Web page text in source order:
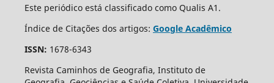
Este periódico está classificado como Qualis A1.
Índice de Citações dos artigos: Google Acadêmico
ISSN: 1678-6343
Revista Caminhos de Geografia, Instituto de